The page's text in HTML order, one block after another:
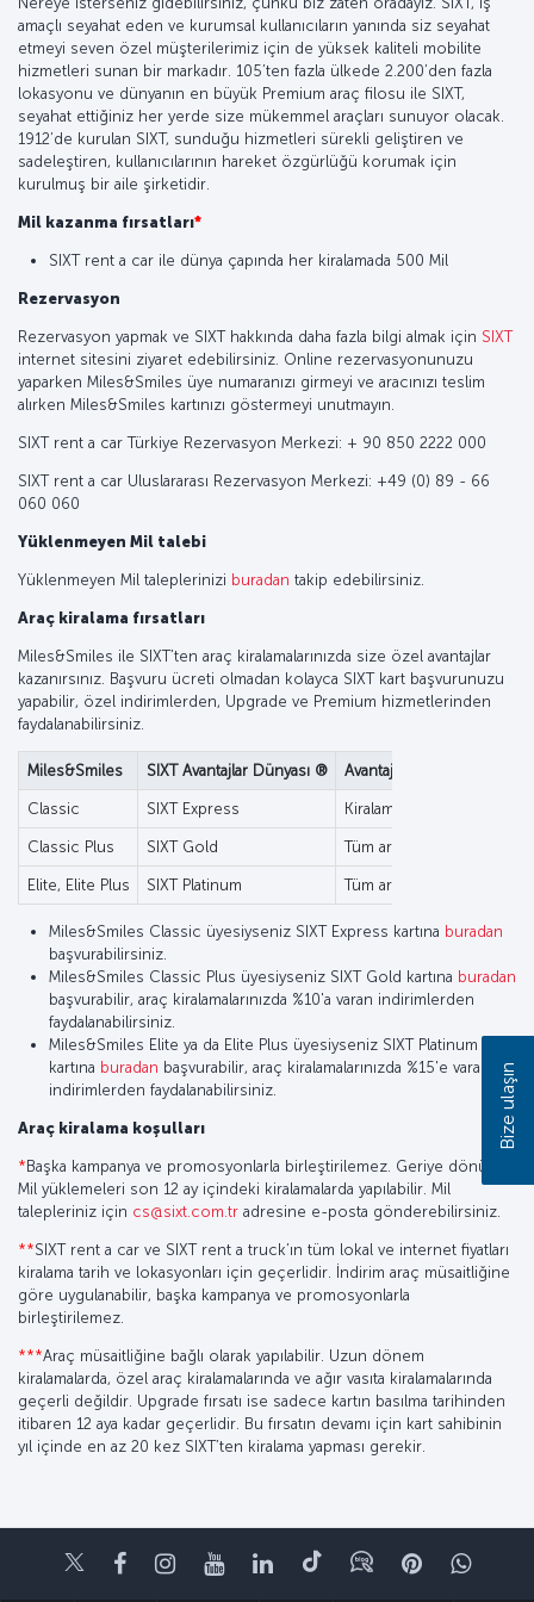
amaçlı seyahat eden ve kurumsal kullanıcıların yanında siz seyahat
etmeyi seven özel müşterilerimiz için de yüksek kaliteli mobilite
hizmetleri sunan bir markadır. 105’ten fazla ülkede 2.200’den fazla
lokasyonu ve dünyanın en büyük Premium araç filosu ile SIXT,
seyahat ettiğiniz her yerde size mükemmel araçları sunuyor olacak.
1912’de kurulan SIXT, sunduğu hizmetleri sürekli geliştiren ve
sadeleştiren, kullanıcılarının hareket özgürlüğü korumak için
kurulmuş bir aile şirketidir.
Mil kazanma fırsatları*
SIXT rent a car ile dünya çapında her kiralamada 500 Mil
Rezervasyon
Rezervasyon yapmak ve SIXT hakkında daha fazla bilgi almak için SIXT
internet sitesini ziyaret edebilirsiniz. Online rezervasyonunuzu
yaparken Miles&Smiles üye numaranızı girmeyi ve aracınızı teslim
alırken Miles&Smiles kartınızı göstermeyi unutmayın.
SIXT rent a car Türkiye Rezervasyon Merkezi: + 90 850 2222 000
SIXT rent a car Uluslararası Rezervasyon Merkezi: +49 (0) 89 - 66
060 060
Yüklenmeyen Mil talebi
Yüklenmeyen Mil taleplerinizi buradan takip edebilirsiniz.
Araç kiralama fırsatları
Miles&Smiles ile SIXT’ten araç kiralamalarınızda size özel avantajlar
kazanırsınız. Başvuru ücreti olmadan kolayca SIXT kart başvurunuzu
yapabilir, özel indirimlerden, Upgrade ve Premium hizmetlerinden
faydalanabilirsiniz.
Miles&Smiles SIXT Avantajlar Dünyası ® Avantajlar
Classic SIXT Express Kiralama işlemlerinizi
Classic Plus SIXT Gold Tüm araç
Elite, Elite Plus SIXT Platinum Tüm araç
Miles&Smiles Classic üyesiyseniz SIXT Express kartına buradan
başvurabilirsiniz.
Miles&Smiles Classic Plus üyesiyseniz SIXT Gold kartına buradan
başvurabilir, araç kiralamalarınızda %10'a varan indirimlerden
faydalanabilirsiniz.
Miles&Smiles Elite ya da Elite Plus üyesiyseniz SIXT Platinum
kartına buradan başvurabilir, araç kiralamalarınızda %15'e varan
indirimlerden faydalanabilirsiniz.
Araç kiralama koşulları
* Başka kampanya ve promosyonlarla birleştirilemez. Geriye dönük
Mil yüklemeleri son 12 ay içindeki kiralamalarda yapılabilir. Mil
talepleriniz için cs@sixt.com.tr adresine e-posta gönderebilirsiniz.
**SIXT rent a car ve SIXT rent a truck’ın tüm lokal ve internet fiyatları
kiralama tarih ve lokasyonları için geçerlidir. İndirim araç müsaitliğine
göre uygulanabilir, başka kampanya ve promosyonlarla
birleştirilemez.
***Araç müsaitliğine bağlı olarak yapılabilir. Uzun dönem
kiralamalarda, özel araç kiralamalarında ve ağır vasıta kiralamalarında
geçerli değildir. Upgrade fırsatı ise sadece kartın basılma tarihinden
itibaren 12 aya kadar geçerlidir. Bu fırsatın devamı için kart sahibinin
yıl içinde en az 20 kez SIXT’ten kiralama yapması gerekir.
TwitterFacebookInstagram
YoutubeLinkedIn
TiktokBlogPinterest
Bize ulaşın